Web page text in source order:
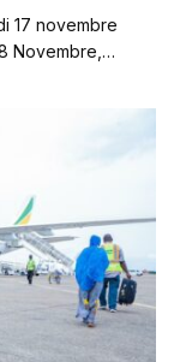
17 novembre
Novembre,…